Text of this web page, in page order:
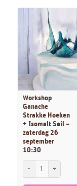
Workshop
Ganache
Strakke Hoeken
+ Isomalt Sail –
zaterdag 26
september
10:30
Workshop Ganache